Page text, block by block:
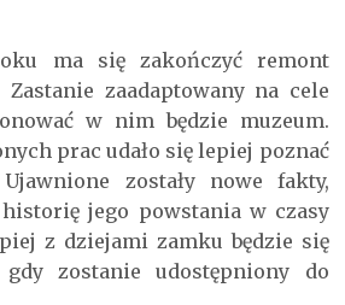
ma się zakończyć remont
zaadaptowany na cele
w nim będzie muzeum.
prac udało się lepiej poznać
zostały nowe fakty,
jego powstania w czasy
z dziejami zamku będzie się
gdy zostanie udostępniony do